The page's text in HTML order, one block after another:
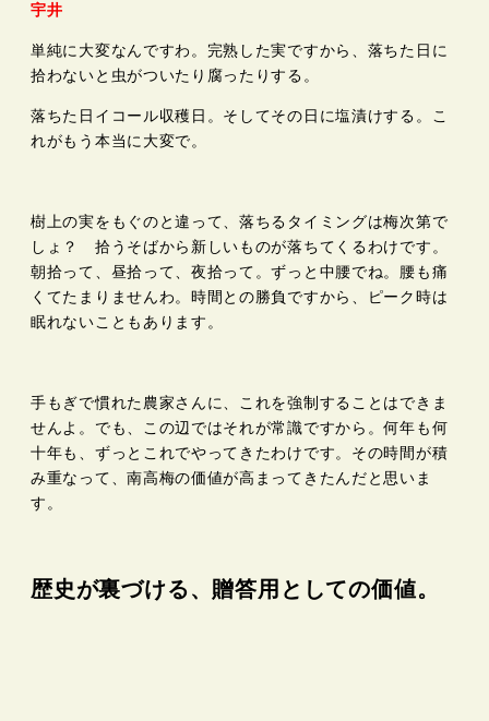
宇井
単純に大変なんですわ。完熟した実ですから、落ちた日に
拾わないと虫がついたり腐ったりする。
落ちた日イコール収穫日。そしてその日に塩漬けする。こ
れがもう本当に大変で。
樹上の実をもぐのと違って、落ちるタイミングは梅次第で
しょ？ 拾うそばから新しいものが落ちてくるわけです。
朝拾って、昼拾って、夜拾って。ずっと中腰でね。腰も痛
くてたまりませんわ。時間との勝負ですから、ピーク時は
眠れないこともあります。
手もぎで慣れた農家さんに、これを強制することはできま
せんよ。でも、この辺ではそれが常識ですから。何年も何
十年も、ずっとこれでやってきたわけです。その時間が積
み重なって、南高梅の価値が高まってきたんだと思いま
す。
歴史が裏づける、贈答用としての価値。